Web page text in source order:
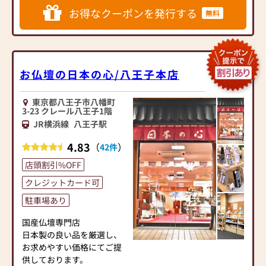
◆◆ お陰様で創業94年 ◆◆
国内130店舗以上のスケール
メリットと東証上場の信
間約25,000基のお仏壇、約
3,000基のお墓を納めていま
す。「お仏壇のはせがわ」
では、さまざまな供養（対
話の場づくり）の形をご提
案しております。ご自身、
ご家族にあった供養の形に
ついて、迷うことや、お困
りのことなどございました
ら、ぜひ、お気軽にご相談
ください。店内にはお仏
壇・お仏具・お位牌・お線
香・お念珠等、豊富にご用
意しております。1,000種類
以上の組み合わせの中から
お客様に合ったお仏壇・お
お得なクーポンを発行する 無料
お仏壇の日本の心/八王子本店
東京都八王子市八幡町
3-23 クレール八王子1階
JR横浜線 八王子駅
4.83 （42件）
店頭割引%OFF
クレジットカード可
駐車場あり
国産仏壇専門店
日本製の良い品を厳選し、
お求めやすい価格にてご提
供しております。